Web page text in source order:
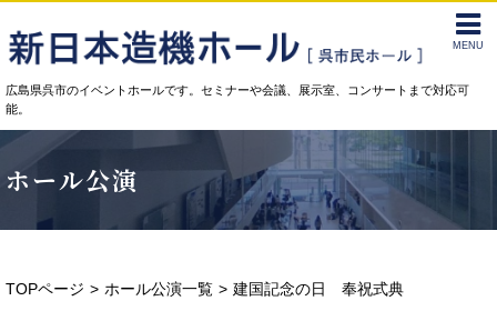
広島県呉市のイベントホールです。セミナーや会議、展示室、コンサートまで対応可
能。
ホール公演
TOPページ ホール公演一覧 建国記念の日 奉祝式典
MENU